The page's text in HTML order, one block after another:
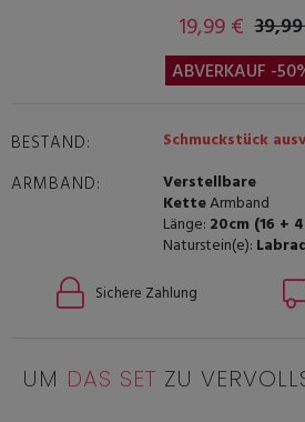
19,99 €
ABVERKAUF -
BESTAND: Schmuckstück
ARMBAND:
Verstellbare
KetteArmband
Länge: 20cm (16 +
Naturstein(e):
Sichere Zahlung
UM DAS SET ZU